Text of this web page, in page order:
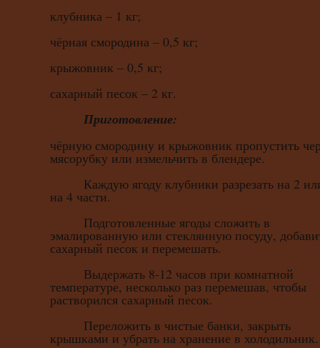
клубника – 1 кг;
чёрная смородина – 0,5 кг;
крыжовник – 0,5 кг;
сахарный песок – 2 кг.
Приготовление:
чёрную смородину и крыжовник пропустить
мясорубку или измельчить в блендере.
Каждую ягоду клубники разрезать на 2
на 4 части.
Подготовленные ягоды сложить в
эмалированную или стеклянную посуду,
сахарный песок и перемешать.
Выдержать 8-12 часов при комнатной
температуре, несколько раз перемешав, чтобы
растворился сахарный песок.
Переложить в чистые банки, закрыть
крышками и убрать на хранение в холодильник.